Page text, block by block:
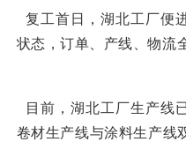
复工首日，湖北工厂便
状态，订单、产线、物流
目前，湖北工厂生产线
卷材生产线与涂料生产线